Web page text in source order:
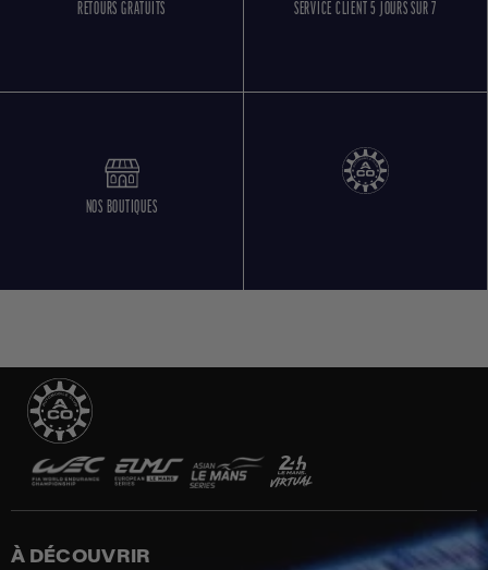
RETOURS GRATUITS SERVICE CLIENT 5 JOURS SUR 7
NOS BOUTIQUES
À DÉCOUVRIR